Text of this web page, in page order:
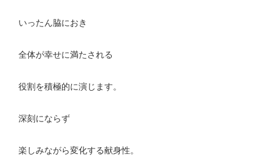
いったん脇におき
全体が幸せに満たされる
役割を積極的に演じます。
深刻にならず
楽しみながら変化する献身性。